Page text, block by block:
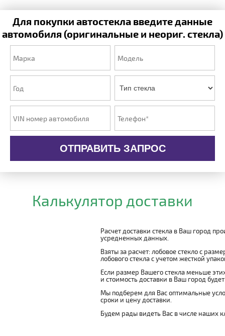
Для покупки автостекла введите данные
автомобиля (оригинальные и неориг. стекла)
ОТПРАВИТЬ ЗАПРОС
Калькулятор доставки
Расчет доставки стекла в Ваш город
усредненных данных.
Взяты за расчет: лобовое стекло с
лобового стекла с учетом жесткой
Если размер Вашего стекла меньше
и стоимость доставки в Ваш город
Мы подберем для Вас оптимальные
сроки и цену доставки.
Будем рады видеть Вас в числе наших